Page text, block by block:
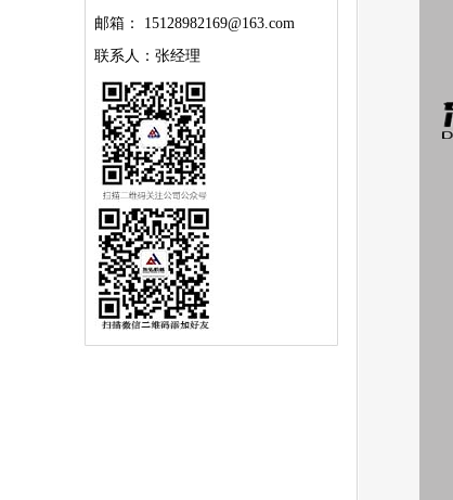
邮箱： 15128982169@163.com
联系人：张经理